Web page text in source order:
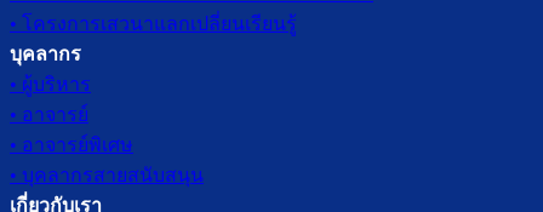
• โครงการเสวนาแลกเปลี่ยนเรียนรู้
บุคลากร
• ผู้บริหาร
• อาจารย์
• อาจารย์พิเศษ
• บุคลากรสายสนับสนุน
เกี่ยวกับเรา